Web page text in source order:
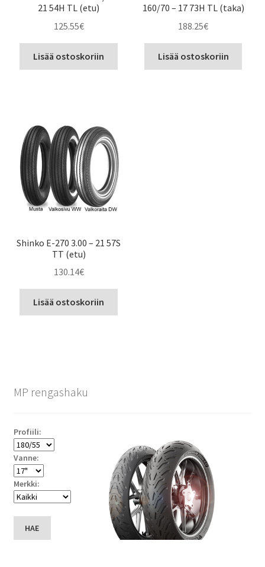
21 54H TL (etu)
125.55€
Lisää ostoskoriin
160/70 – 17 73H TL (taka)
188.25€
Lisää ostoskoriin
Shinko E-270 3.00 – 21 57S
TT (etu)
130.14€
Lisää ostoskoriin
MP rengashaku
Profiili:
Vanne:
Merkki:
HAE